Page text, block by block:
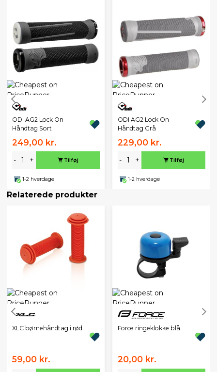
ODI AG2 Lock On
Håndtag Sort
249,00 kr.
- + Tilføj
1-2 hverdage
ODI AG2 Lock On
Håndtag Grå
229,00 kr.
- + Tilføj
1-2 hverdage
Relaterede produkter
XLC børnehåndtag i rød
59,00 kr.
Force ringeklokke blå
20,00 kr.